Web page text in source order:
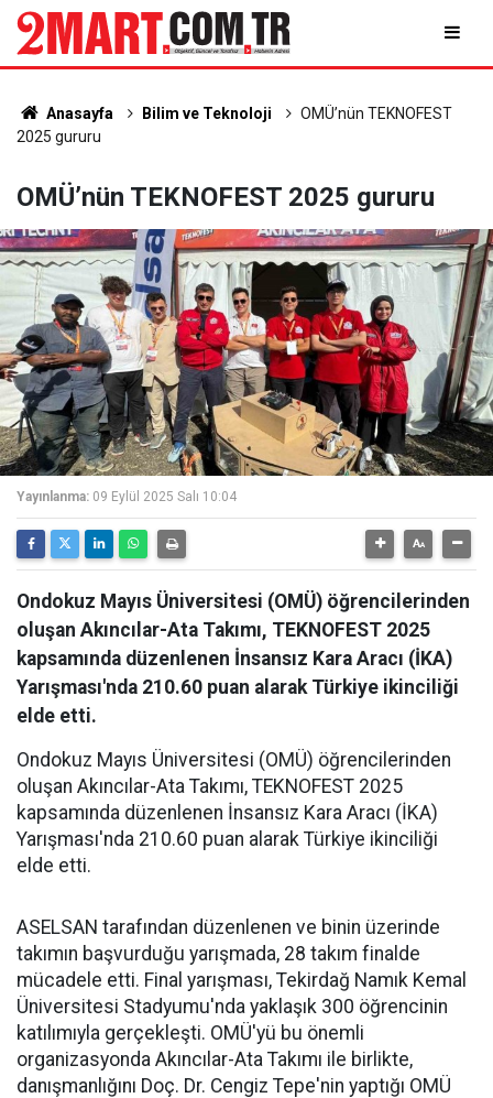
Anasayfa Bilim ve Teknoloji
OMÜ’nün TEKNOFEST
2025 gururu
OMÜ’nün TEKNOFEST 2025 gururu
Yayınlanma: 09 Eylül 2025 Salı 10:04
Ondokuz Mayıs Üniversitesi (OMÜ) öğrencilerinden
oluşan Akıncılar-Ata Takımı, TEKNOFEST 2025
kapsamında düzenlenen İnsansız Kara Aracı (İKA)
Yarışması'nda 210.60 puan alarak Türkiye ikinciliği
elde etti.
Ondokuz Mayıs Üniversitesi (OMÜ) öğrencilerinden
oluşan Akıncılar-Ata Takımı, TEKNOFEST 2025
kapsamında düzenlenen İnsansız Kara Aracı (İKA)
Yarışması'nda 210.60 puan alarak Türkiye ikinciliği
elde etti.
ASELSAN tarafından düzenlenen ve binin üzerinde
takımın başvurduğu yarışmada, 28 takım finalde
mücadele etti. Final yarışması, Tekirdağ Namık Kemal
Üniversitesi Stadyumu'nda yaklaşık 300 öğrencinin
katılımıyla gerçekleşti. OMÜ'yü bu önemli
organizasyonda Akıncılar-Ata Takımı ile birlikte,
danışmanlığını Doç. Dr. Cengiz Tepe'nin yaptığı OMÜ